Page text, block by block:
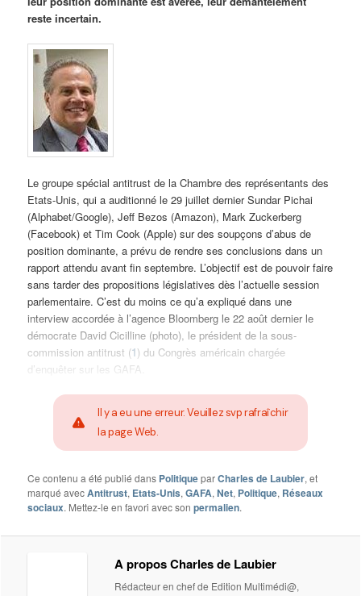
reste incertain.
Le groupe spécial antitrust de la Chambre des représentants des
Etats-Unis, qui a auditionné le 29 juillet dernier Sundar Pichai
(Alphabet/Google), Jeff Bezos (Amazon), Mark Zuckerberg
(Facebook) et Tim Cook (Apple) sur des soupçons d’abus de
position dominante, a prévu de rendre ses conclusions dans un
rapport attendu avant fin septembre. L’objectif est de pouvoir faire
sans tarder des propositions législatives dès l’actuelle session
parlementaire. C’est du moins ce qu’a expliqué dans une
interview accordée à l’agence Bloomberg le 22 août dernier le
démocrate David Cicilline (photo), le président de la sous-
commission antitrust (1) du Congrès américain chargée
d’enquêter sur les GAFA.
Il y a eu une erreur. Veuillez svp rafraîchir
la page Web.
Ce contenu a été publié dans PolitiqueparCharles de Laubier, et
marqué avecAntitrust, Etats-Unis,GAFA,Net, Politique, Réseaux
sociaux. Mettez-le en favori avec sonpermalien.
A propos Charles de Laubier
Rédacteur en chef de Edition Multimédi@,